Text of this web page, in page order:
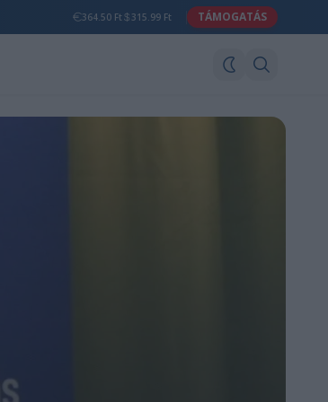
364.50 Ft 315.99 Ft TÁMOGATÁS